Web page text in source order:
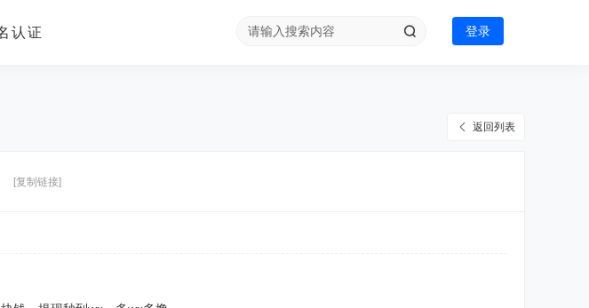
认证 登录
返回列表
[复制链接]